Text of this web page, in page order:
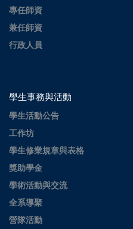
專任師資
兼任師資
行政人員
學生事務與活動
學生活動公告
工作坊
學生修業規章與表格
獎助學金
學術活動與交流
全系導聚
營隊活動